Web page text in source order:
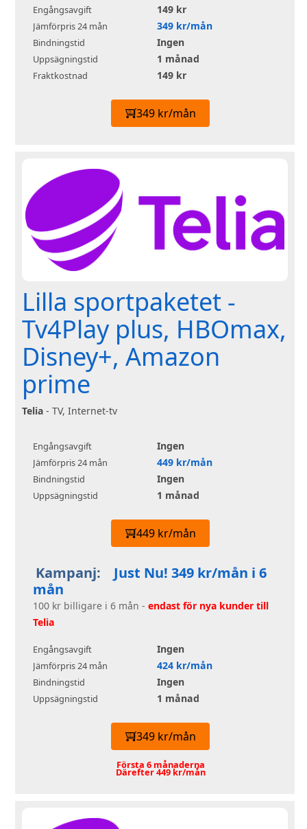
Engångsavgift 149 kr
Jämförpris 24 mån 349 kr/mån
Bindningstid Ingen
Uppsägningstid 1 månad
Fraktkostnad 149 kr
349 kr/mån
Lilla sportpaketet -
Tv4Play plus, HBOmax,
Disney+, Amazon
prime
Telia - TV, Internet-tv
Engångsavgift Ingen
Jämförpris 24 mån 449 kr/mån
Bindningstid Ingen
Uppsägningstid 1 månad
449 kr/mån
Kampanj:
Just Nu! 349 kr/mån i 6
mån
100 kr billigare i 6 mån - endast för nya kunder till
Telia
Engångsavgift Ingen
Jämförpris 24 mån 424 kr/mån
Bindningstid Ingen
Uppsägningstid 1 månad
349 kr/mån
Första 6 månaderna
Därefter 449 kr/mån